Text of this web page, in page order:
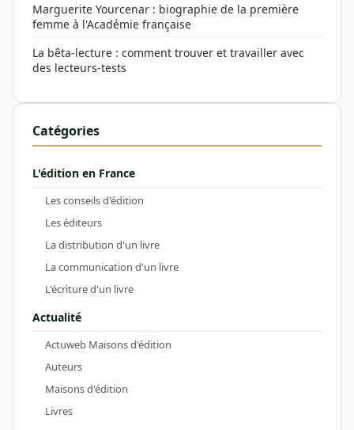
Marguerite Yourcenar : biographie de la première
femme à l'Académie française
La bêta-lecture : comment trouver et travailler avec
des lecteurs-tests
Catégories
L'édition en France
Les conseils d'édition
Les éditeurs
La distribution d'un livre
La communication d'un livre
L'écriture d'un livre
Actualité
Actuweb Maisons d'édition
Auteurs
Maisons d'édition
Livres